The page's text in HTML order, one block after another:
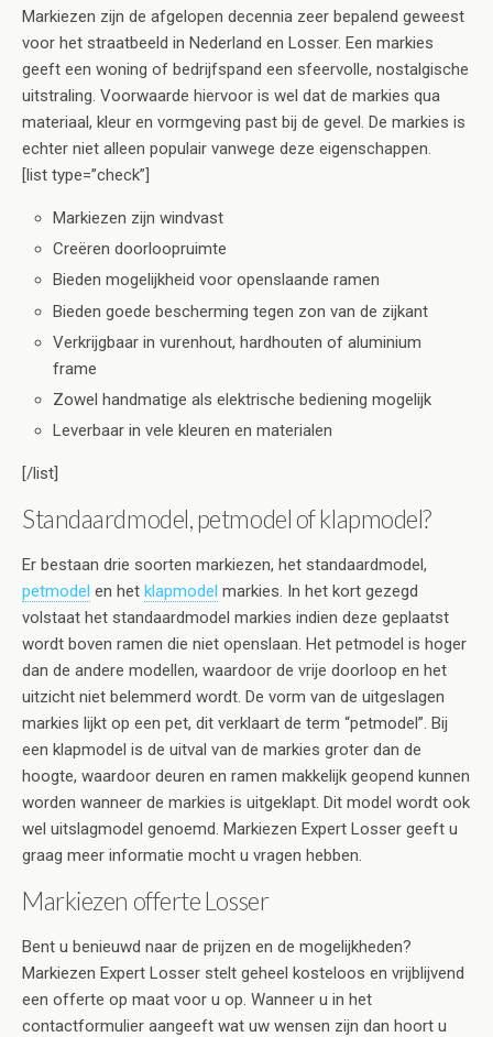
Markiezen zijn de afgelopen decennia zeer bepalend geweest
voor het straatbeeld in Nederland en Losser. Een markies
geeft een woning of bedrijfspand een sfeervolle, nostalgische
uitstraling. Voorwaarde hiervoor is wel dat de markies qua
materiaal, kleur en vormgeving past bij de gevel. De markies is
echter niet alleen populair vanwege deze eigenschappen.
[list type=”check”]
Markiezen zijn windvast
Creëren doorloopruimte
Bieden mogelijkheid voor openslaande ramen
Bieden goede bescherming tegen zon van de zijkant
Verkrijgbaar in vurenhout, hardhouten of aluminium
frame
Zowel handmatige als elektrische bediening mogelijk
Leverbaar in vele kleuren en materialen
[/list]
Standaardmodel, petmodel of klapmodel?
Er bestaan drie soorten markiezen, het standaardmodel,
petmodel en het klapmodel markies. In het kort gezegd
volstaat het standaardmodel markies indien deze geplaatst
wordt boven ramen die niet openslaan. Het petmodel is hoger
dan de andere modellen, waardoor de vrije doorloop en het
uitzicht niet belemmerd wordt. De vorm van de uitgeslagen
markies lijkt op een pet, dit verklaart de term “petmodel”. Bij
een klapmodel is de uitval van de markies groter dan de
hoogte, waardoor deuren en ramen makkelijk geopend kunnen
worden wanneer de markies is uitgeklapt. Dit model wordt ook
wel uitslagmodel genoemd. Markiezen Expert Losser geeft u
graag meer informatie mocht u vragen hebben.
Markiezen offerte Losser
Bent u benieuwd naar de prijzen en de mogelijkheden?
Markiezen Expert Losser stelt geheel kosteloos en vrijblijvend
een offerte op maat voor u op. Wanneer u in het
contactformulier aangeeft wat uw wensen zijn dan hoort u